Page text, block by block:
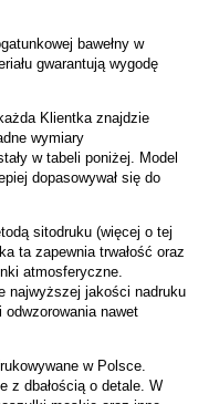
bawełny w
gwarantują wygodę
Klientka znajdzie
wymiary
w tabeli poniżej. Model
dopasowywał się do
sitodruku (więcej o tej
ta zapewnia trwałość oraz
atmosferyczne.
najwyższej jakości nadruku
nawet
w Polsce.
z dbałością o detale. W